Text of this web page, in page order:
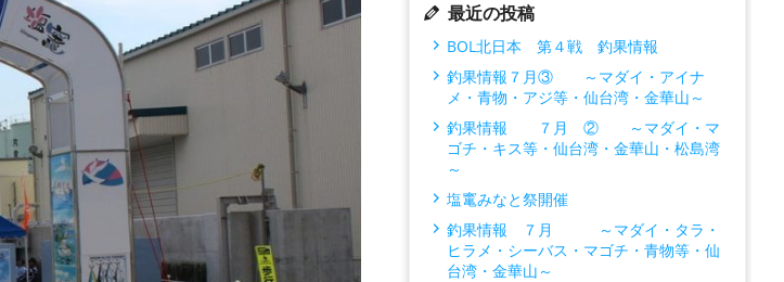
最近の投稿
BOL北日本 第４戦 釣果情報
釣果情報７月③ ～マダイ・アイナ
メ・青物・アジ等・仙台湾・金華山～
釣果情報 ７月 ② ～マダイ・マ
ゴチ・キス等・仙台湾・金華山・松島湾
～
塩竃みなと祭開催
釣果情報 ７月 ～マダイ・タラ・
ヒラメ・シーバス・マゴチ・青物等・仙
台湾・金華山～